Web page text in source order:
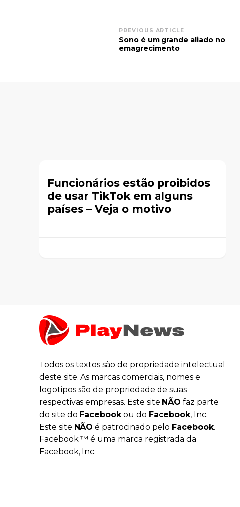
Post
Navigation
PREVIOUS ARTICLE
Sono é um grande aliado no
emagrecimento
Funcionários estão proibidos
de usar TikTok em alguns
países – Veja o motivo
Todos os textos são de propriedade intelectual
deste site. As marcas comerciais, nomes e
logotipos são de propriedade de suas
respectivas empresas. Este site NÃO faz parte
do site do Facebookou do Facebook, Inc.
Este site NÃO é patrocinado pelo Facebook.
Facebook ™ é uma marca registrada da
Facebook, Inc.